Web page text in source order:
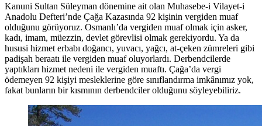
Kanuni Sultan Süleyman dönemine ait olan Muhasebe-i Vilayet-i
Anadolu Defteri’nde Çağa Kazasında 92 kişinin vergiden muaf
olduğunu görüyoruz. Osmanlı’da vergiden muaf olmak için asker,
kadı, imam, müezzin, devlet görevlisi olmak gerekiyordu. Ya da
hususi hizmet erbabı doğancı, yuvacı, yağcı, at-çeken zümreleri gibi
padişah beraatı ile vergiden muaf oluyorlardı. Derbendcilerde
yaptıkları hizmet nedeni ile vergiden muaftı. Çağa’da vergi
ödemeyen 92 kişiyi mesleklerine göre sınıflandırma imkânımız yok,
fakat bunların bir kısmının derbendciler olduğunu söyleyebiliriz.